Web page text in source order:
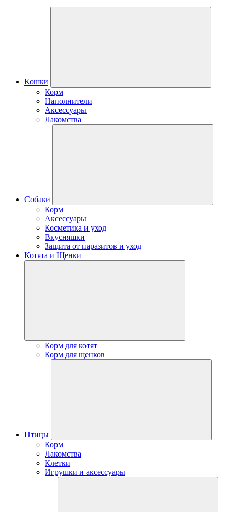
Кошки
Корм
Наполнители
Аксессуары
Лакомства
Собаки
Корм
Аксессуары
Косметика и уход
Вкусняшки
Защита от паразитов и уход
Котята и Щенки
Корм для котят
Корм для щенков
Птицы
Корм
Лакомства
Клетки
Игрушки и аксессуары